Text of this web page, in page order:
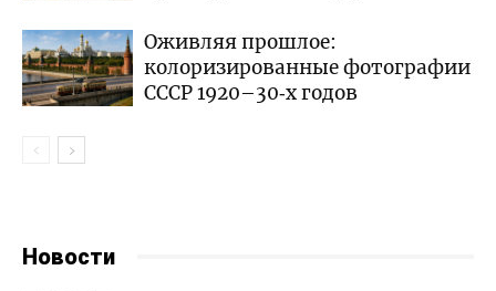
Оживляя прошлое:
колоризированные фотографии
СССР 1920–30‑х годов
Новости